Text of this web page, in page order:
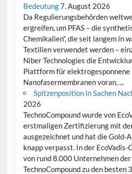
Bedeutung7. August 2026
Da Regulierungsbehörden
ergreifen, um PFAS – die
Chemikalien“, die seit langem in
Textilien verwendet werden –
Niber Technologies die
Plattform für elektrogesponnene
Nanofasermembranen voran, ...
Spitzenposition in Sachen
2026
TechnoCompound wurde von
erstmaligen Zertifizierung mit
ausgezeichnet und hat die Gold-
knapp verpasst. In der
von rund 8.000 Unternehmen
TechnoCompound zu den besten